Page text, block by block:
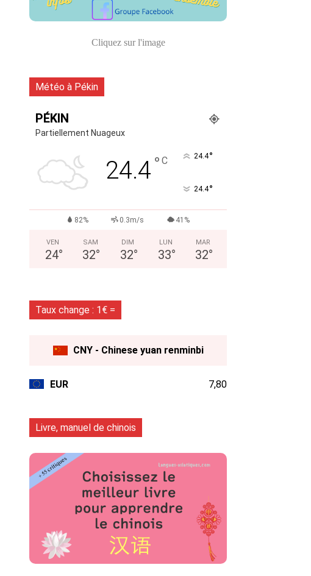
Cliquez sur l'image
Météo à Pékin
PÉKIN
Partiellement Nuageux
24.4 ° C 24.4°
24.4°
82% 0.3m/s 41%
VEN
24°
SAM
32°
DIM
32°
LUN
33°
MAR
32°
Taux change : 1€ =
CNY - Chinese yuan renminbi
EUR 7,80
Livre, manuel de chinois